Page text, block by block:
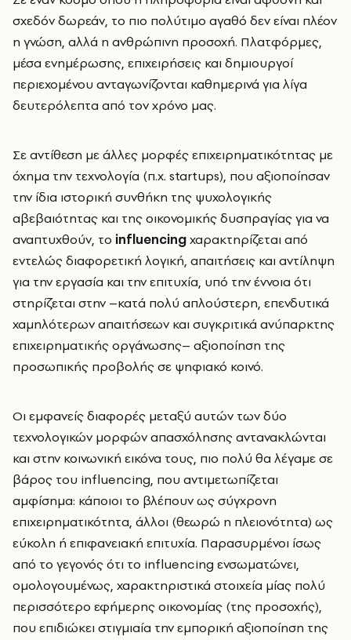
σχεδόν δωρεάν, το πιο πολύτιμο αγαθό δεν είναι πλέον
η γνώση, αλλά η ανθρώπινη προσοχή. Πλατφόρμες,
μέσα ενημέρωσης, επιχειρήσεις και δημιουργοί
περιεχομένου ανταγωνίζονται καθημερινά για λίγα
δευτερόλεπτα από τον χρόνο μας.
Σε αντίθεση με άλλες μορφές επιχειρηματικότητας με
όχημα την τεχνολογία (π.χ. startups), που αξιοποίησαν
την ίδια ιστορική συνθήκη της ψυχολογικής
αβεβαιότητας και της οικονομικής δυσπραγίας για να
αναπτυχθούν, το influencingχαρακτηρίζεται από
εντελώς διαφορετική λογική, απαιτήσεις και αντίληψη
για την εργασία και την επιτυχία, υπό την έννοια ότι
στηρίζεται στην –κατά πολύ απλούστερη, επενδυτικά
χαμηλότερων απαιτήσεων και συγκριτικά ανύπαρκτης
επιχειρηματικής οργάνωσης– αξιοποίηση της
προσωπικής προβολής σε ψηφιακό κοινό.
Οι εμφανείς διαφορές μεταξύ αυτών των δύο
τεχνολογικών μορφών απασχόλησης αντανακλώνται
και στην κοινωνική εικόνα τους, πιο πολύ θα λέγαμε σε
βάρος του influencing, που αντιμετωπίζεται
αμφίσημα: κάποιοι το βλέπουν ως σύγχρονη
επιχειρηματικότητα, άλλοι (θεωρώ η πλειονότητα) ως
εύκολη ή επιφανειακή επιτυχία. Παρασυρμένοι ίσως
από το γεγονός ότι το influencing ενσωματώνει,
ομολογουμένως, χαρακτηριστικά στοιχεία μίας πολύ
περισσότερο εφήμερης οικονομίας (της προσοχής),
που επιδιώκει στιγμιαία την εμπορική αξιοποίηση της